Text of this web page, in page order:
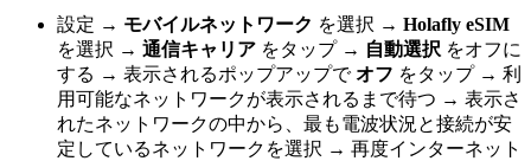
設定 → モバイルネットワーク を選択 → Holafly eSIM
を選択 → 通信キャリア をタップ → 自動選択 をオフに
する → 表示されるポップアップでオフ をタップ → 利
用可能なネットワークが表示されるまで待つ → 表示さ
れたネットワークの中から、最も電波状況と接続が安
定しているネットワークを選択 → 再度インターネット